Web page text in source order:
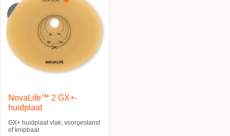
NovaLife™ 2 GX+-
huidplaat
GX+ huidplaat vlak, voorgestanst
of knipbaar